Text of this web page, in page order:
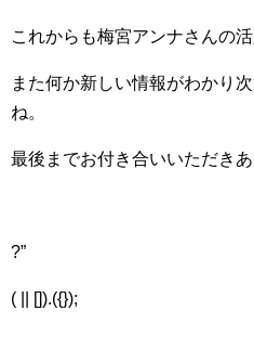
これからも梅宮アンナさんの
また何か新しい情報がわかり
ね。
最後までお付き合いいただき
?”
( || []).({});